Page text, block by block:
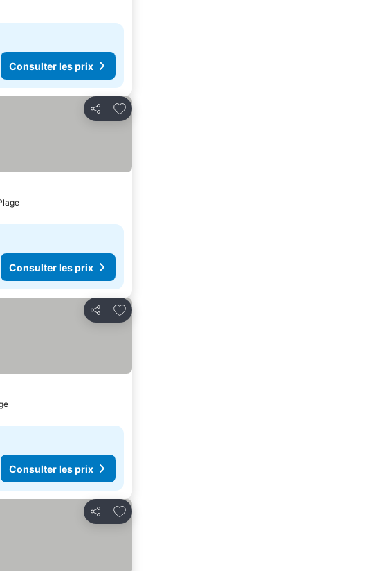
Consulter les prix
Partager
Ajouter à mes favoris
Consulter les prix
Partager
Ajouter à mes favoris
Consulter les prix
Partager
Ajouter à mes favoris